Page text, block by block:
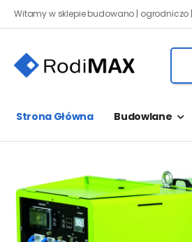
Witamy w sklepie budowano | ogrodniczo
Strona Główna Budowlane